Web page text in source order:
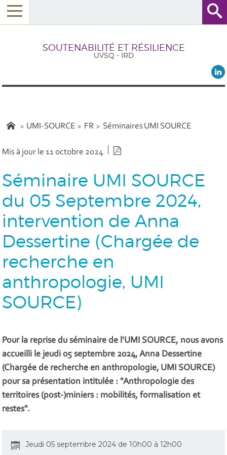
SOUTENABILITÉ ET RÉSILIENCE
UVSQ - IRD
UMI-SOURCE FR Séminaires UMI SOURCE
Mis à jour le 11 octobre 2024
Séminaire UMI SOURCE
du 05 Septembre 2024,
intervention de Anna
Dessertine (Chargée de
recherche en
anthropologie, UMI
SOURCE)
Pour la reprise du séminaire de l'UMI SOURCE, nous avons
accueilli le jeudi 05 septembre 2024, Anna Dessertine
(Chargée de recherche en anthropologie, UMI SOURCE)
pour sa présentation intitulée : "Anthropologie des
territoires (post-)miniers : mobilités, formalisation et
restes".
Jeudi 05 septembre 2024 de 10h00 à 12h00